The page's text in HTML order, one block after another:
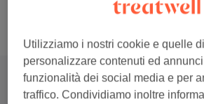
Utilizziamo i nostri cookie e quelle
personalizzare contenuti ed
funzionalità dei social media e per
traffico. Condividiamo inoltre